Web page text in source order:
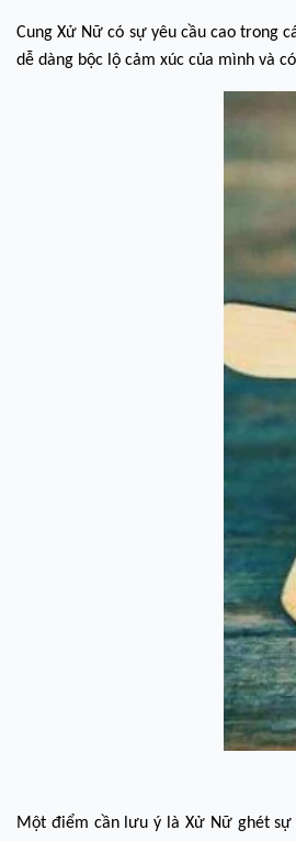
Cung Xử Nữ có sự yêu cầu cao trong
dễ dàng bộc lộ cảm xúc của mình và
Một điểm cần lưu ý là Xử Nữ ghét